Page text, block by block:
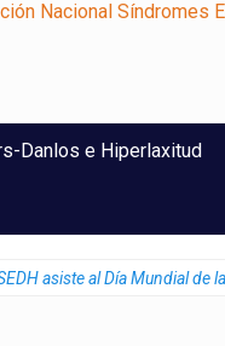
de Ehlers-Danlos e
Danlos e Hiperlaxitud
asiste al Día Mundial de